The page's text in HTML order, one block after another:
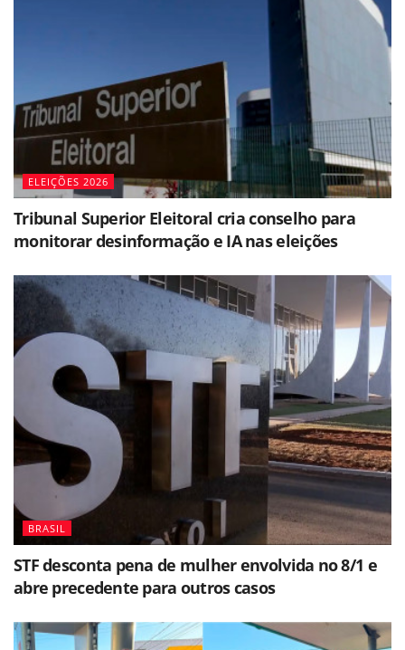
ELEIÇÕES 2026
Tribunal Superior Eleitoral cria conselho para
monitorar desinformação e IA nas eleições
BRASIL
STF desconta pena de mulher envolvida no 8/1 e
abre precedente para outros casos